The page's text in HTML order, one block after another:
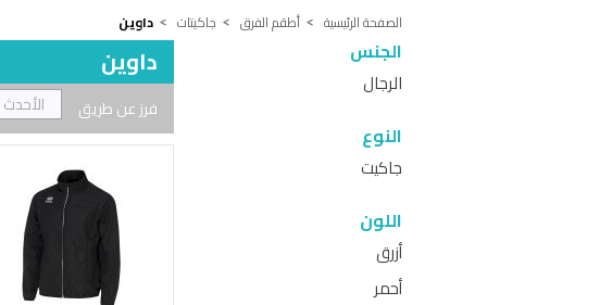
الصفحة الرئيسية أطقم الفرق جاكيتات داوين
الجنس
الرجال
النوع
جاكيت
اللون
أزرق
أحمر
داوين
فرز عن طريق الأحدث